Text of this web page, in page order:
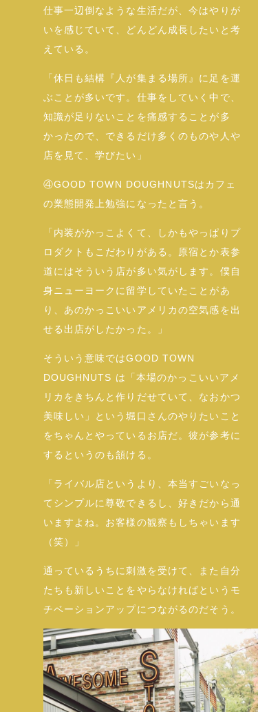
仕事一辺倒なような生活だが、今はやりが
いを感じていて、どんどん成長したいと考
えている。
「休日も結構『人が集まる場所』に足を運
ぶことが多いです。仕事をしていく中で、
知識が足りないことを痛感することが多
かったので、できるだけ多くのものや人や
店を見て、学びたい」
④GOOD TOWN DOUGHNUTSはカフェ
の業態開発上勉強になったと言う。
「内装がかっこよくて、しかもやっぱりプ
ロダクトもこだわりがある。原宿とか表参
道にはそういう店が多い気がします。僕自
身ニューヨークに留学していたことがあ
り、あのかっこいいアメリカの空気感を出
せる出店がしたかった。」
そういう意味ではGOOD TOWN
DOUGHNUTS は「本場のかっこいいアメ
リカをきちんと作りだせていて、なおかつ
美味しい」という堀口さんのやりたいこと
をちゃんとやっているお店だ。彼が参考に
するというのも頷ける。
「ライバル店というより、本当すごいなっ
てシンプルに尊敬できるし、好きだから通
いますよね。お客様の観察もしちゃいます
（笑）」
通っているうちに刺激を受けて、また自分
たちも新しいことをやらなければというモ
チベーションアップにつながるのだそう。